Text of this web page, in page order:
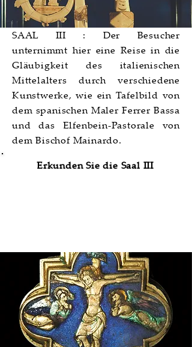
SAAL III : Der Besucher
unternimmt hier eine Reise in die
Gläubigkeit des italienischen
Mittelalters durch verschiedene
Kunstwerke, wie ein Tafelbild von
dem spanischen Maler Ferrer Bassa
und das Elfenbein-Pastorale von
dem Bischof Mainardo.
Erkunden Sie die Saal III